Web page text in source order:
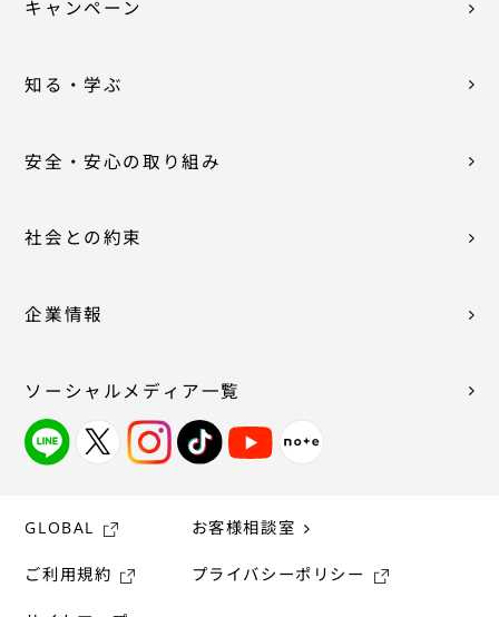
キャンペーン
知る・学ぶ
安全・安心の取り組み
社会との約束
企業情報
ソーシャルメディア一覧
GLOBAL お客様相談室
ご利用規約 プライバシーポリシー